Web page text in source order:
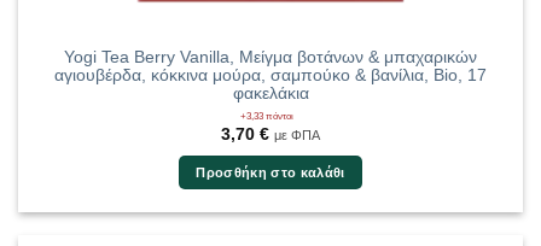
Yogi Tea Berry Vanilla, Μείγμα βοτάνων & μπαχαρικών
αγιουβέρδα, κόκκινα μούρα, σαμπούκο & βανίλια, Bio, 17
φακελάκια
+3,33 πόντοι
3,70 € με ΦΠΑ
Προσθήκη στο καλάθι